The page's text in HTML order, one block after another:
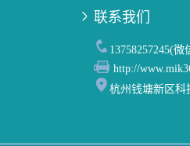
联系我们
13758257245(微
http://
杭州钱塘新区科